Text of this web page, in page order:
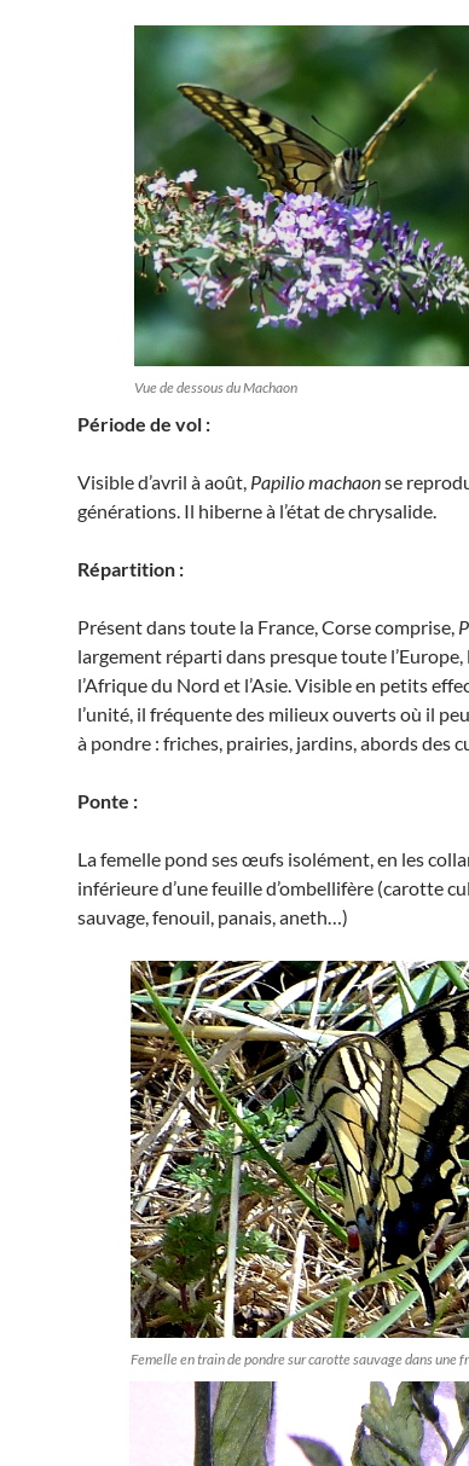
Vue de dessous du Machaon
Période de vol :
Visible d’avril à août, Papilio machaonse
générations. Il hiberne à l’état de chrysalide.
Répartition :
Présent dans toute la France, Corse comprise,
largement réparti dans presque toute l’Europe,
l’Afrique du Nord et l’Asie. Visible en petits
l’unité, il fréquente des milieux ouverts où il
à pondre : friches, prairies, jardins, abords des
Ponte :
La femelle pond ses œufs isolément, en les
inférieure d’une feuille d’ombellifère (carotte
sauvage, fenouil, panais, aneth…)
Femelle en train de pondre sur carotte sauvage dans une